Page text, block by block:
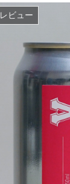
ビュー